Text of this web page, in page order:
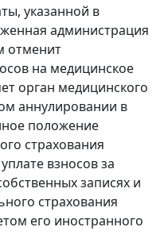
указанной в
администрация
отменит
на медицинское
орган медицинского
аннулировании в
положение
страхования
взносов за
записях и
страхования
его иностранного